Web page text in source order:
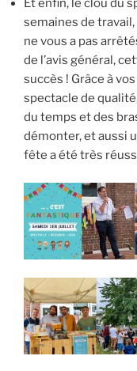
Et enfin, le clou du
semaines de travail,
ne vous a pas
de l’avis général,
succès ! Grâce à
spectacle de
du temps et des
démonter, et aussi
fête a été très